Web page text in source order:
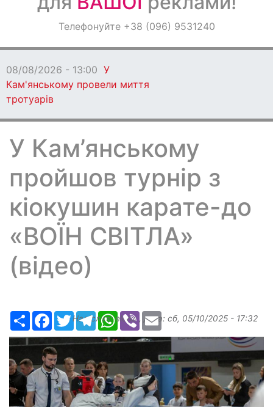
ОголошенняТелефонуйте +38 (096) 9531240
08/08/2026 - 13:00 У
Кам'янському провели миття
тротуарів
У Кам’янському
пройшов турнір з
кіокушин карате-до
«ВОЇН СВІТЛА»
(відео)
РесурсFacebook
TwitterTelegramWhatsApp
ViberEmail
Надіслав:elena , дата: сб, 05/10/2025 - 17:32